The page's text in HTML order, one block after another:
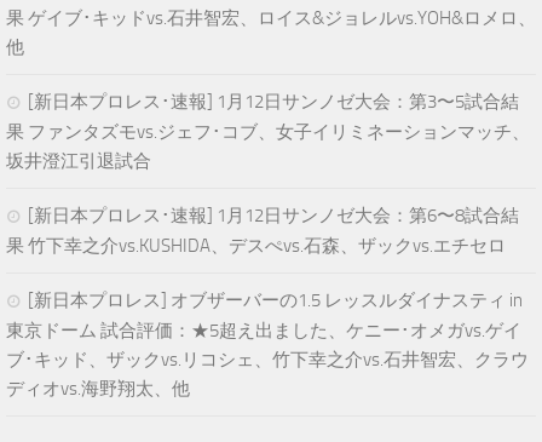
果 ゲイブ･キッドvs.石井智宏、ロイス&ジョレルvs.YOH&ロメロ、
他
[新日本プロレス･速報] 1月12日サンノゼ大会：第3〜5試合結
果 ファンタズモvs.ジェフ･コブ、女子イリミネーションマッチ、
坂井澄江引退試合
[新日本プロレス･速報] 1月12日サンノゼ大会：第6〜8試合結
果 竹下幸之介vs.KUSHIDA、デスぺvs.石森、ザックvs.エチセロ
[新日本プロレス] オブザーバーの1.5 レッスルダイナスティ in
東京ドーム 試合評価：★5超え出ました、ケニー･オメガvs.ゲイ
ブ･キッド、ザックvs.リコシェ、竹下幸之介vs.石井智宏、クラウ
ディオvs.海野翔太、他